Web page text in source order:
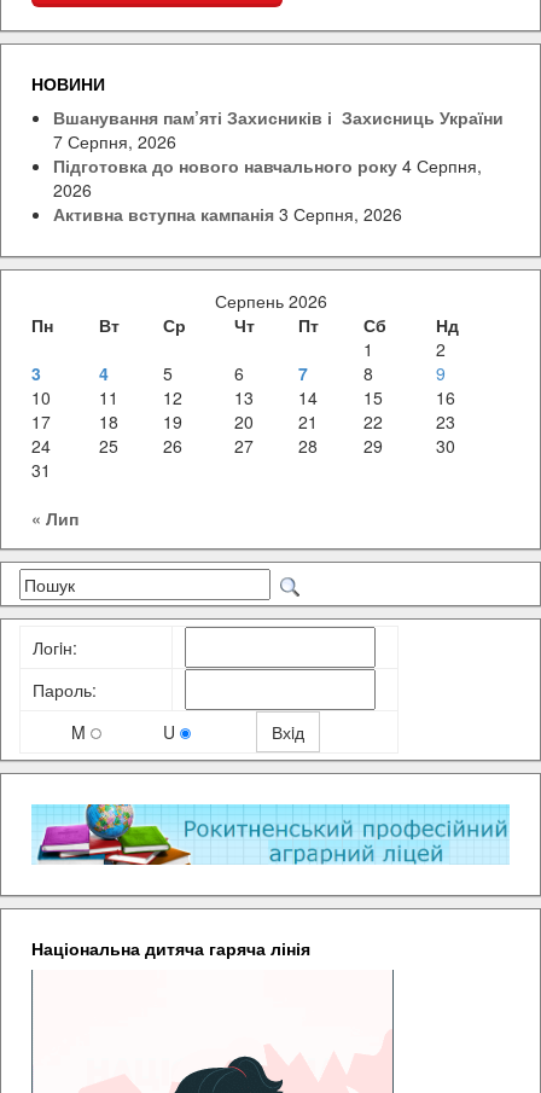
НОВИНИ
Вшанування пам’яті Захисників і Захисниць України
7 Серпня, 2026
Підготовка до нового навчального року 4 Серпня,
2026
Активна вступна кампанія 3 Серпня, 2026
Серпень 2026
Пн
Вт Ср Чт Пт Сб
Нд
1
2
3
4 5 6 7 8
9
10
11 12 13 14 15
16
17
18 19 20 21 22
23
24
25 26 27 28 29
30
31
« Лип
Логiн:
Пароль:
M
U
Національна дитяча гаряча лінія